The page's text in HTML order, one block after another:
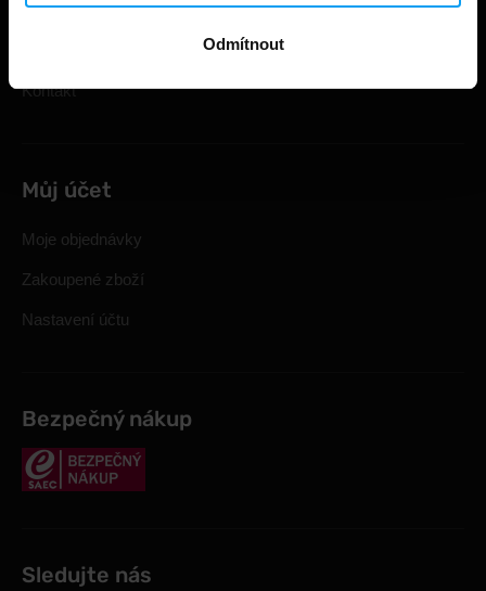
Odmítnout
Nastavit cookies
Kontakt
Můj účet
Moje objednávky
Zakoupené zboží
Nastavení účtu
Bezpečný nákup
Sledujte nás